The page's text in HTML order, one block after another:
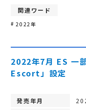
関連ワード
2022年
2022年7月 ES 一
Escort」設定
発売年月